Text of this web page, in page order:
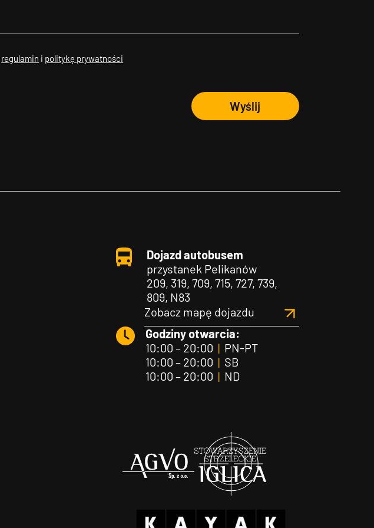
regulamin i politykę prywatności
Wyślij
Dojazd autobusem
przystanek Pelikanów
209, 319, 709, 715, 727, 739,
809, N83
Zobacz mapę dojazdu
Godziny otwarcia:
10:00 – 20:00 |PN-PT
10:00 – 20:00 |SB
10:00 – 20:00 |ND
Agvo Iglica